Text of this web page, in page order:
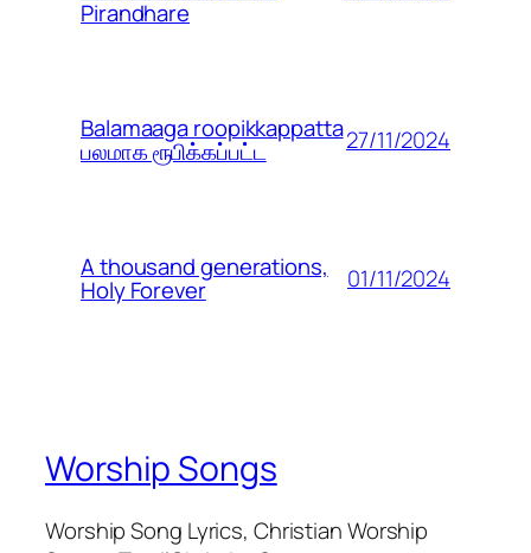
Pirandhare
Balamaaga roopikkappatta
பலமாக ரூபிக்கப்பட்ட 27/11/2024
A thousand generations,
Holy Forever 01/11/2024
Worship Songs
Worship Song Lyrics, Christian Worship